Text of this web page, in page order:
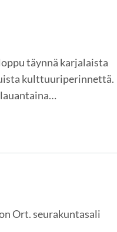
täynnä karjalaista
kulttuuriperinnettä.
Ort. seurakuntasali